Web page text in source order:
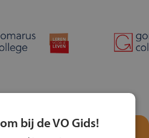
kennis met het
bij de VO Gids!